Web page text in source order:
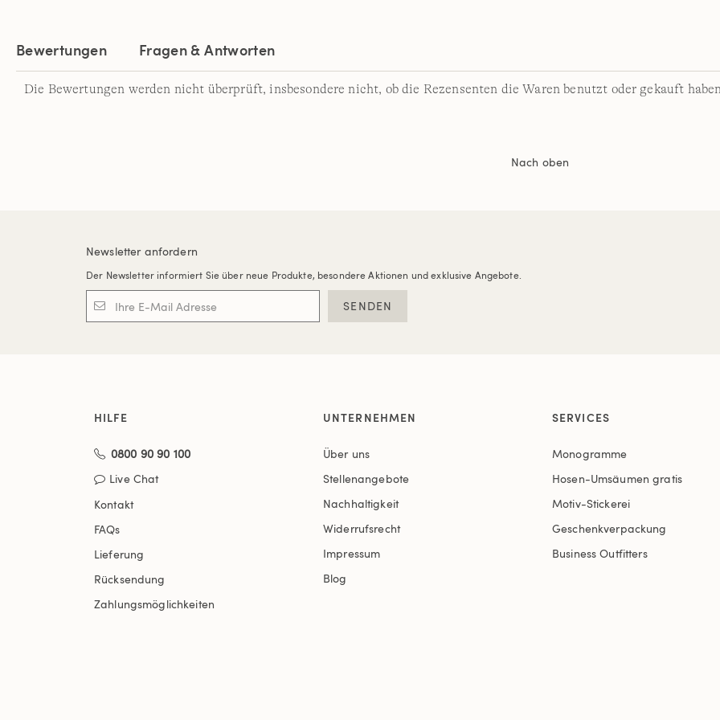
Bewertungen Fragen & Antworten
Die Bewertungen werden nicht überprüft, insbesondere nicht, ob die Rezensenten die Waren benutzt oder gekauft
Nach oben
Newsletter anfordern
Der Newsletter informiert Sie über neue Produkte, besondere Aktionen und exklusive Angebote.
SENDEN
HILFE
0800 90 90 100
Live Chat
Kontakt
FAQs
Lieferung
Rücksendung
Zahlungsmöglichkeiten
UNTERNEHMEN
Über uns
Stellenangebote
Nachhaltigkeit
Widerrufsrecht
Impressum
Blog
SERVICES
Monogramme
Hosen-Umsäumen gratis
Motiv-Stickerei
Geschenkverpackung
Business Outfitters